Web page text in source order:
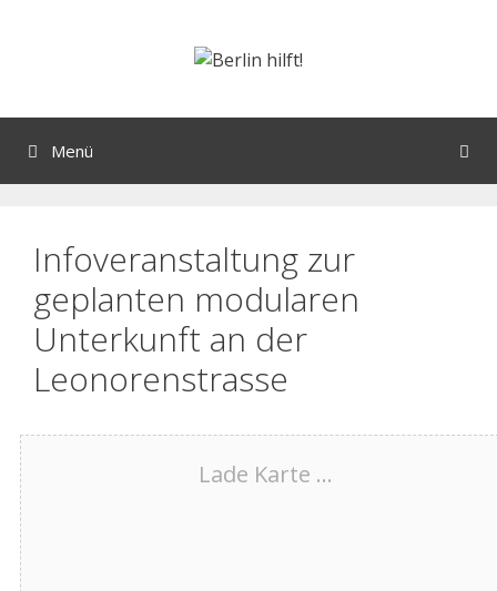
Menü
Infoveranstaltung zur
geplanten modularen
Unterkunft an der
Leonorenstrasse
Lade Karte ...